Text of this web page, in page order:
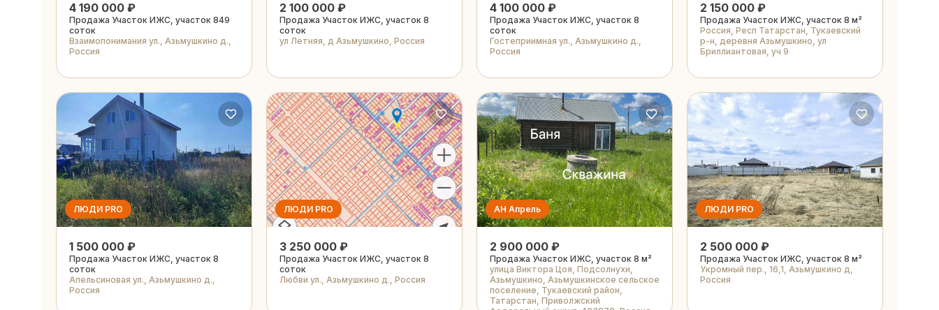
4 190 000 ₽
Продажа Участок ИЖС, участок 849
соток
Взаимопонимания ул., Азьмушкино д.,
Россия
2 100 000 ₽
Продажа Участок ИЖС, участок 8
соток
ул Летняя, д Азьмушкино, Россия
4 100 000 ₽
Продажа Участок ИЖС, участок 8
соток
Гостеприимная ул., Азьмушкино д.,
Россия
2 150 000 ₽
Продажа Участок ИЖС, участок 8 м²
Россия, Респ Татарстан, Тукаевский
р-н, деревня Азьмушкино, ул
Бриллиантовая, уч 9
ЛЮДИ PRO
1 500 000 ₽
Продажа Участок ИЖС, участок 8
соток
Апельсиновая ул., Азьмушкино д.,
Россия
ЛЮДИ PRO
3 250 000 ₽
Продажа Участок ИЖС, участок 8
соток
Любви ул., Азьмушкино д., Россия
АН Апрель
2 900 000 ₽
Продажа Участок ИЖС, участок 8 м²
улица Виктора Цоя, Подсолнухи,
Азьмушкино, Азьмушкинское сельское
поселение, Тукаевский район,
Татарстан, Приволжский
ЛЮДИ PRO
2 500 000 ₽
Продажа Участок ИЖС, участок 8 м²
Укромный пер., 16,1, Азьмушкино д,
Россия